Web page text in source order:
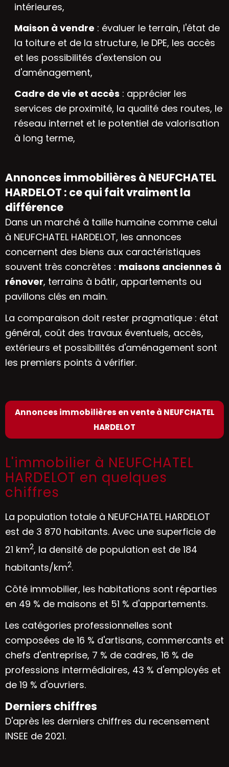
intérieures,
Maison à vendre : évaluer le terrain, l'état de
la toiture et de la structure, le DPE, les accès
et les possibilités d'extension ou
d'aménagement,
Cadre de vie et accès : apprécier les
services de proximité, la qualité des routes, le
réseau internet et le potentiel de valorisation
à long terme,
Annonces immobilières à NEUFCHATEL
HARDELOT : ce qui fait vraiment la
différence
Dans un marché à taille humaine comme celui
à NEUFCHATEL HARDELOT, les annonces
concernent des biens aux caractéristiques
souvent très concrètes : maisons anciennes à
rénover, terrains à bâtir, appartements ou
pavillons clés en main.
La comparaison doit rester pragmatique : état
général, coût des travaux éventuels, accès,
extérieurs et possibilités d'aménagement sont
les premiers points à vérifier.
Annonces immobilières en vente à NEUFCHATEL
HARDELOT
L'immobilier à NEUFCHATEL
HARDELOT en quelques
chiffres
La population totale à NEUFCHATEL HARDELOT
est de 3 870 habitants. Avec une superficie de
21 km2, la densité de population est de 184
habitants/km2.
Côté immobilier, les habitations sont réparties
en 49 % de maisons et 51 % d'appartements.
Les catégories professionnelles sont
composées de 16 % d'artisans, commercants et
chefs d'entreprise, 7 % de cadres, 16 % de
professions intermédiaires, 43 % d'employés et
de 19 % d'ouvriers.
Derniers chiffres
D'après les derniers chiffres du recensement
INSEE de 2021.